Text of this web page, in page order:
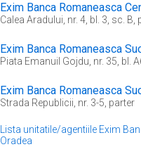
Exim Banca Romaneasca
Calea Aradului, nr. 4, bl. 3, sc. B,
Exim Banca Romaneasca
Piata Emanuil Gojdu, nr. 35, bl.
Exim Banca Romaneasca
Strada Republicii, nr. 3-5, parter
Lista unitatile/agentiile Exim
Oradea